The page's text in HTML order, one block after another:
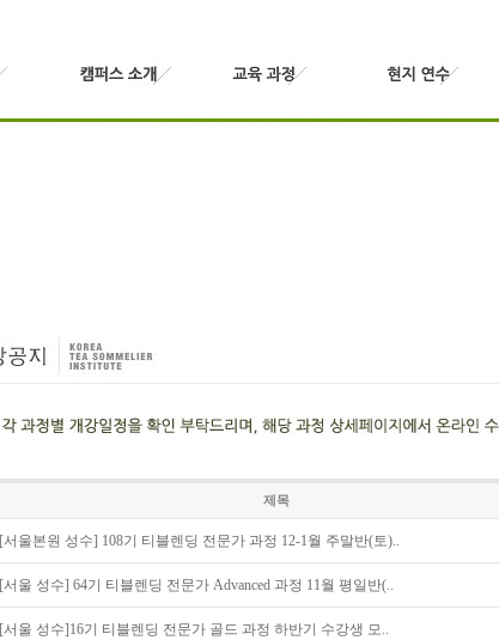
제목
[서울본원 성수] 108기 티블렌딩 전문가 과정 12-1월 주말반(토)..
[서울 성수] 64기 티블렌딩 전문가 Advanced 과정 11월 평일반(..
[서울 성수]16기 티블렌딩 전문가 골드 과정 하반기 수강생 모..